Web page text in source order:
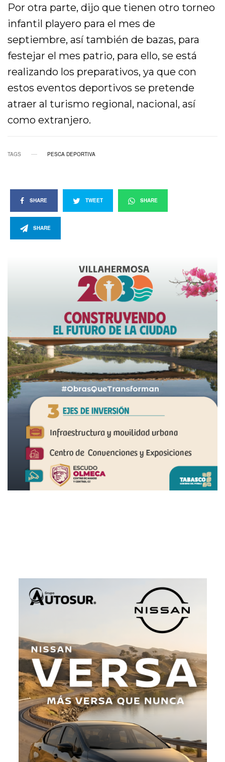
Por otra parte, dijo que tienen otro torneo
infantil playero para el mes de
septiembre, así también de bazas, para
festejar el mes patrio, para ello, se está
realizando los preparativos, ya que con
estos eventos deportivos se pretende
atraer al turismo regional, nacional, así
como extranjero.
TAGS PESCA DEPORTIVA
SHARE TWEET SHARE
SHARE